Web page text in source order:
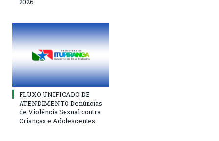
2026
FLUXO UNIFICADO DE
ATENDIMENTO Denúncias
de Violência Sexual contra
Crianças e Adolescentes